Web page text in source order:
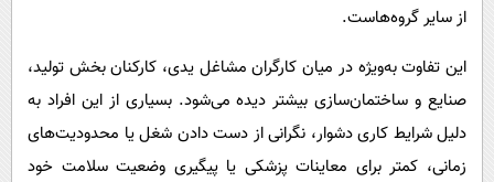
از سایر گروه‌هاست.
این تفاوت به‌ویژه در میان کارگران مشاغل یدی، کارکنان بخش تولید،
صنایع و ساختمان‌سازی بیشتر دیده می‌شود. بسیاری از این افراد به
دلیل شرایط کاری دشوار، نگرانی از دست دادن شغل یا محدودیت‌های
زمانی، کمتر برای معاینات پزشکی یا پیگیری وضعیت سلامت خود